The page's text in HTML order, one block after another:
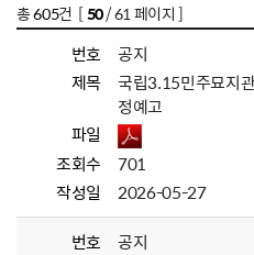
총605건 [50/ 61 페이지 ]
번호
공지
제목
국립3.15민주묘지
정예고
파일
조회수
701
작성일
2026-05-27
번호
공지